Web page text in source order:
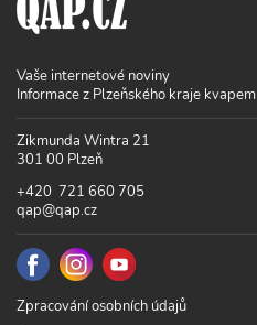
Vaše internetové noviny
Informace z Plzeňského kraje kvapem
Zikmunda Wintra 21
301 00 Plzeň
+420 721 660 705
qap@qap.cz
Zpracování osobních údajů